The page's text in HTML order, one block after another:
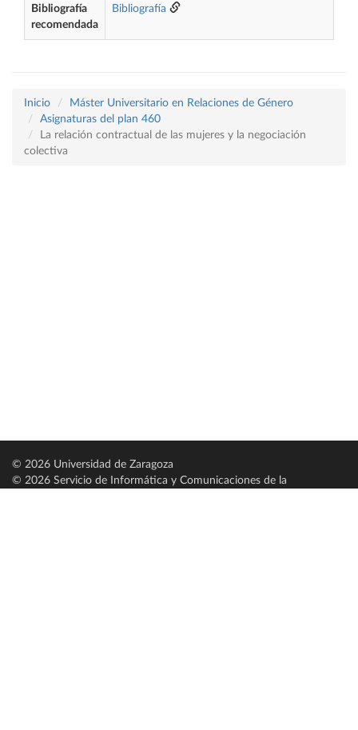
Bibliografía
recomendada
Bibliografía
Inicio
Máster Universitario en Relaciones de Género
Asignaturas del plan 460
La relación contractual de las mujeres y la negociación
colectiva
© 2026 Universidad de Zaragoza
© 2026 Servicio de Informática y Comunicaciones de la